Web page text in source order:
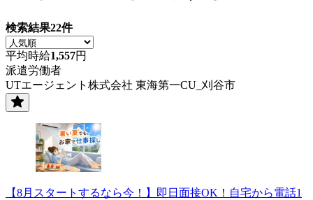
検索結果22件
平均時給1,557円
派遣労働者
UTエージェント株式会社 東海第一CU_刈谷市
【8月スタートするなら今！】即日面接OK！自宅から電話1